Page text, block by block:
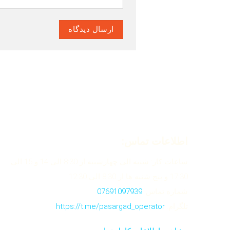
07691097939
https://t.me/pasargad_operator